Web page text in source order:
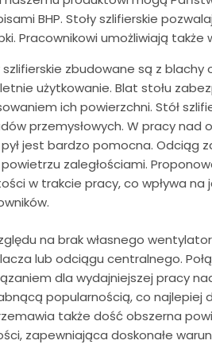
BHP. Stoły szlifierskie
Pracownikowi umożliwiają także
szlifierskie zbudowane są z
użytkowanie. Blat stołu
ich powierzchni. Stół
przemysłowych. W pracy
pył jest bardzo pomocna. Odciąg
zaległościami.
w trakcie pracy, co wpływa
na brak własnego
lub odciągu centralnego.
dla wydajniejszej pracy
popularnością, co najlepiej
także dość obszerna
zapewniająca doskonałe